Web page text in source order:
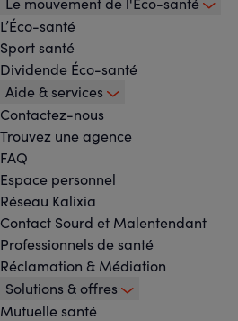
L’Éco-santé
Sport santé
Dividende Éco-santé
Aide & services
Contactez-nous
Trouvez une agence
FAQ
Espace personnel
Réseau Kalixia
Contact Sourd et Malentendant
Professionnels de santé
Réclamation & Médiation
Solutions & offres
Mutuelle santé